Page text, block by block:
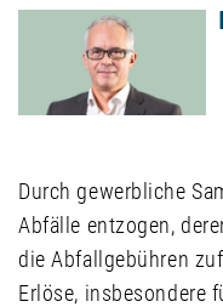
Durch gewerbliche
Abfälle entzogen,
die Abfallgebühren
Erlöse, insbesondere